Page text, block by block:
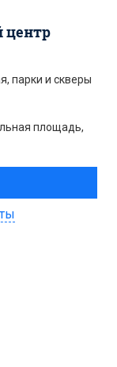
центр
парки и скверы
площадь,